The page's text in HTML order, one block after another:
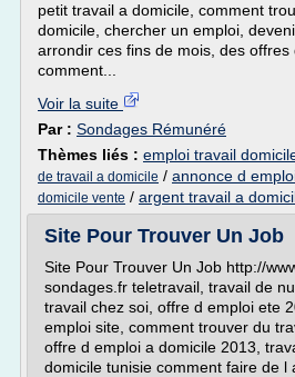
petit travail a domicile, comment
domicile, chercher un emploi,
arrondir ces fins de mois, des offres
comment...
Voir la suite
Par : Sondages Rémunéré
Thèmes liés : emploi travail
de travail a domicile / annonce d
domicile vente / argent travail a
Site Pour Trouver Un Job
Site Pour Trouver Un Job http://
sondages.fr teletravail, travail de
travail chez soi, offre d emploi ete
emploi site, comment trouver du
offre d emploi a domicile 2013,
domicile tunisie comment faire de l